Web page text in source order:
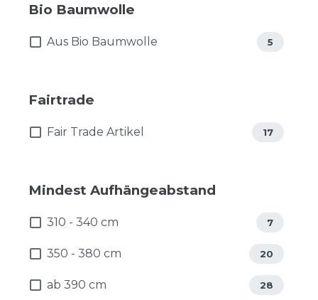
Bio Baumwolle
Aus Bio Baumwolle 5
Fairtrade
Fair Trade Artikel 17
Mindest Aufhängeabstand
310 - 340 cm 7
350 - 380 cm 20
ab 390 cm 28